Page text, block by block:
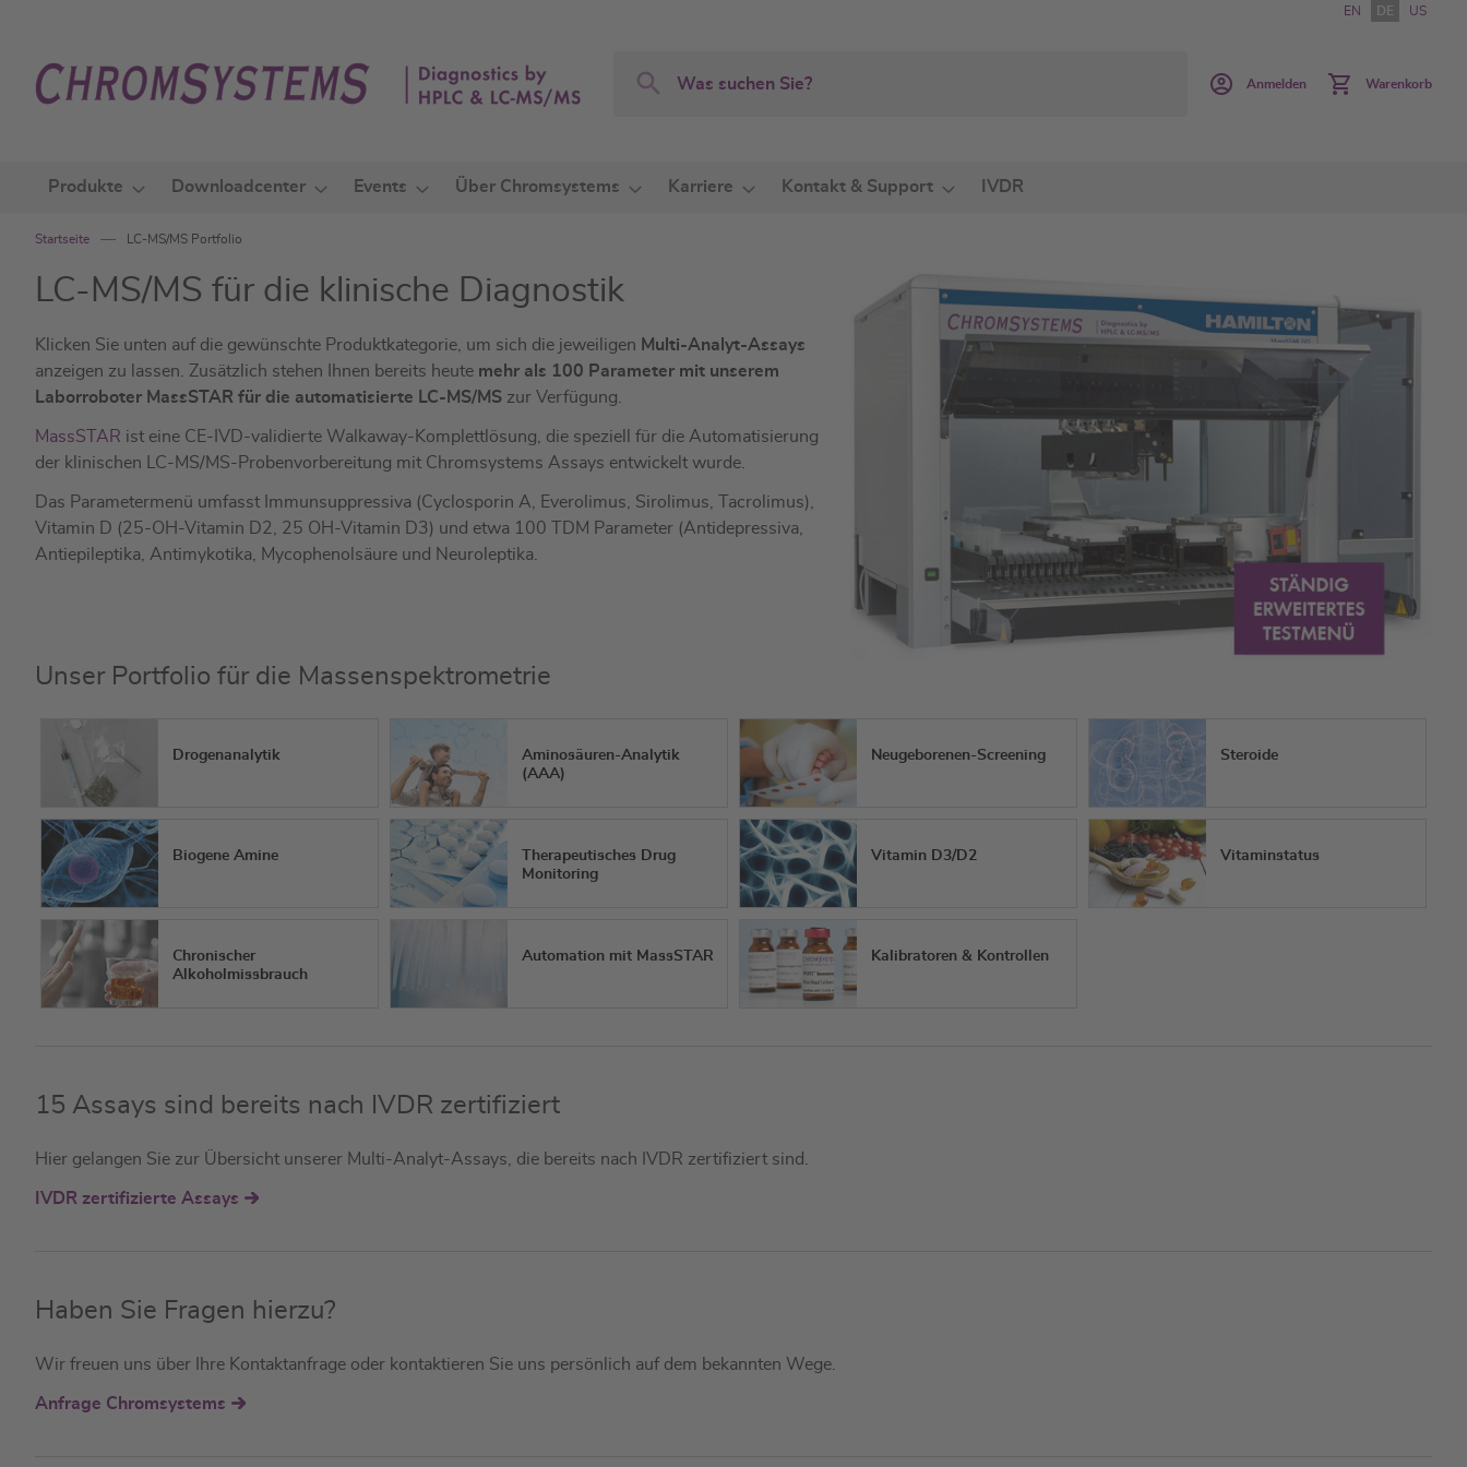
springen
EN DE US
Search
Anmelden Warenkorb
Produkte Downloadcenter Events Über Chromsystems Karriere Kontakt & Support IVDR
Startseite LC-MS/MS Portfolio
LC-MS/MS für die klinische Diagnostik
Klicken Sie unten auf die gewünschte Produktkategorie, um sich die jeweiligen Multi-Analyt-Assays
anzeigen zu lassen. Zusätzlich stehen Ihnen bereits heute mehr als 100 Parameter mit unserem
Laborroboter MassSTAR für die automatisierte LC-MS/MS zur Verfügung.
MassSTAR ist eine CE-IVD-validierte Walkaway-Komplettlösung, die speziell für die Automatisierung
der klinischen LC-MS/MS-Probenvorbereitung mit Chromsystems Assays entwickelt wurde.
Das Parametermenü umfasst Immunsuppressiva (Cyclosporin A, Everolimus, Sirolimus, Tacrolimus),
Vitamin D (25-OH-Vitamin D2, 25 OH-Vitamin D3) und etwa 100 TDM Parameter (Antidepressiva,
Antiepileptika, Antimykotika, Mycophenolsäure und Neuroleptika.
Unser Portfolio für die Massenspektrometrie
Drogenanalytik
Aminosäuren-Analytik
(AAA)
Neugeborenen-Screening Steroide
Biogene Amine
Therapeutisches Drug
Monitoring
Vitamin D3/D2 Vitaminstatus
Chronischer
Alkoholmissbrauch
Automation mit MassSTAR Kalibratoren & Kontrollen
15 Assays sind bereits nach IVDR zertifiziert
Hier gelangen Sie zur Übersicht unserer Multi-Analyt-Assays, die bereits nach IVDR zertifiziert sind.
IVDR zertifizierte Assays
Haben Sie Fragen hierzu?
Wir freuen uns über Ihre Kontaktanfrage oder kontaktieren Sie uns persönlich auf dem bekannten Wege.
Anfrage Chromsystems